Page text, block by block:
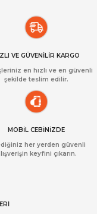
VE GÜVENİLİR KARGO
en hızlı ve en güvenli
şekilde teslim edilir.
MOBİL CEBİNİZDE
her yerden güvenli
keyfini çıkarın.